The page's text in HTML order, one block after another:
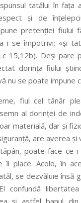
tatălui în fața
și de
pretenției fiului
i se împotrivi: «și
15,12b). Deși pare
dorința fiului
nu se poate impune
fiul cel tânăr
al dorinței de
materială, dar și
are averea și
poate face ce-i
îi place. Acolo, în
se dezvăluie însă
confundă
și, astfel, banul,